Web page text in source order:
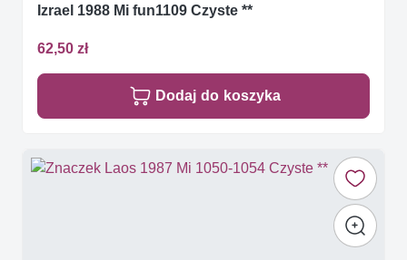
Izrael 1988 Mi fun1109 Czyste **
62,50 zł
Dodaj do koszyka